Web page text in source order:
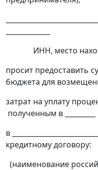
ИНН, место
просит предоставить
бюджета для
затрат на уплату
полученным в _________
в
кредитному договору:
(наименование